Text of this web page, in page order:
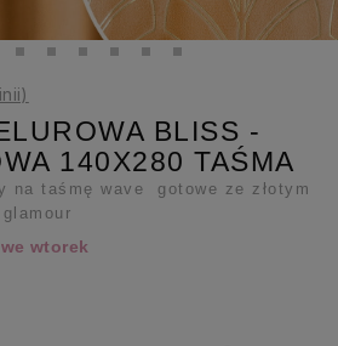
BLISS -
140X280 TAŚMA
na taśmę wave gotowe ze złotym
wtorek